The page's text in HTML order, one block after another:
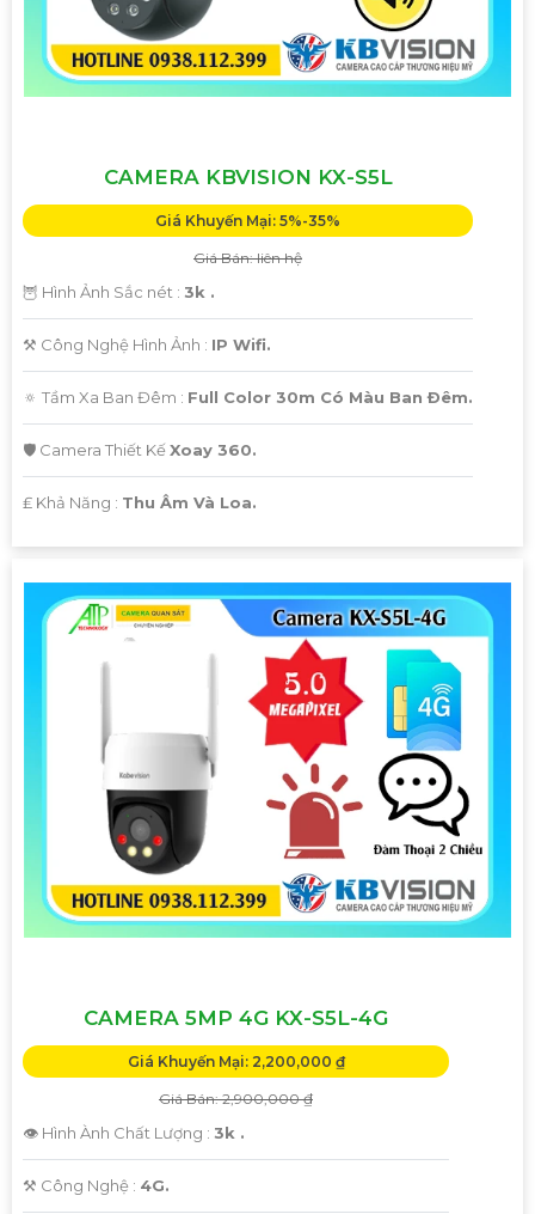
CAMERA KBVISION KX-S5L
Giá Khuyến Mại: 5%-35%
Giá Bán: liên hệ
🦉 Hình Ảnh Sắc nét : 3k .
⚒ Công Nghệ Hình Ảnh : IP Wifi.
🔅 Tầm Xa Ban Đêm : Full Color 30m Có Màu Ban Ðêm.
🛡 Camera Thiết KếXoay 360.
️₤ Khả Năng : Thu Âm Và Loa.
CAMERA 5MP 4G KX-S5L-4G
Giá Khuyến Mại: 2,200,000 ₫
Giá Bán: 2,900,000 ₫
👁 Hình Ành Chất Lượng : 3k .
⚒ Công Nghệ : 4G.